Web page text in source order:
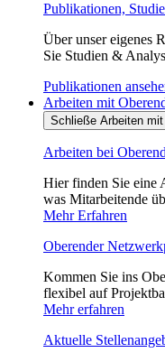
Publikationen,
Über unser eigenes
Sie Studien &
Publikationen
Arbeiten mit
Schließe Arbeiten mit
Arbeiten bei
Hier finden Sie eine
was Mitarbeitende
Mehr Erfahren
Oberender
Kommen Sie ins
flexibel auf
Mehr erfahren
Aktuelle